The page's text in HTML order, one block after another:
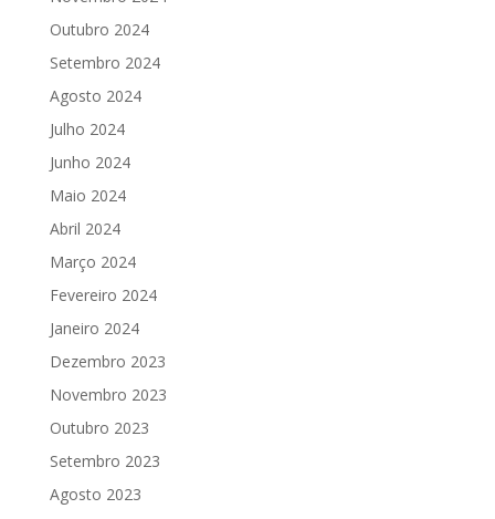
Outubro 2024
Setembro 2024
Agosto 2024
Julho 2024
Junho 2024
Maio 2024
Abril 2024
Março 2024
Fevereiro 2024
Janeiro 2024
Dezembro 2023
Novembro 2023
Outubro 2023
Setembro 2023
Agosto 2023